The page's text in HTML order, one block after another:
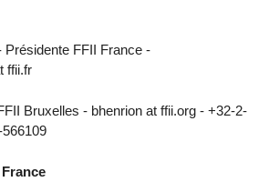
FFII France -
ffii.fr
Bruxelles - bhenrion at ffii.org - +32-2-